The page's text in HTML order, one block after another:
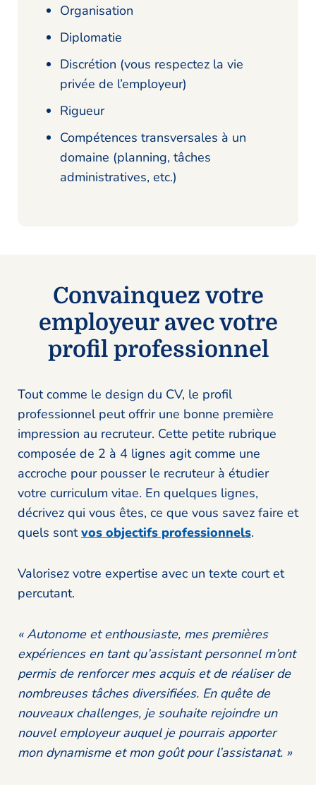
Organisation
Diplomatie
Discrétion (vous respectez la vie
privée de l’employeur)
Rigueur
Compétences transversales à un
domaine (planning, tâches
administratives, etc.)
Convainquez votre
employeur avec votre
profil professionnel
Tout comme le design du CV, le profil
professionnel peut offrir une bonne première
impression au recruteur. Cette petite rubrique
composée de 2 à 4 lignes agit comme une
accroche pour pousser le recruteur à étudier
votre curriculum vitae. En quelques lignes,
décrivez qui vous êtes, ce que vous savez faire et
quels sontvos objectifs professionnels.
Valorisez votre expertise avec un texte court et
percutant.
« Autonome et enthousiaste, mes premières
expériences en tant qu’assistant personnel m’ont
permis de renforcer mes acquis et de réaliser de
nombreuses tâches diversifiées. En quête de
nouveaux challenges, je souhaite rejoindre un
nouvel employeur auquel je pourrais apporter
mon dynamisme et mon goût pour l’assistanat. »